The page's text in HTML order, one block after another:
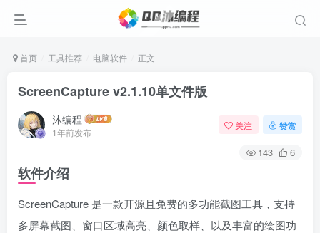
首页 工具推荐 电脑软件 正文
ScreenCapture v2.1.10单文件版
沐编程
1年前发布
关注 赞赏
143 6
软件介绍
ScreenCapture 是一款开源且免费的多功能截图工具，支持
多屏幕截图、窗口区域高亮、颜色取样、以及丰富的绘图功